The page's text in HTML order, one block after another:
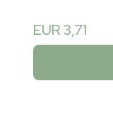
EUR 3,71